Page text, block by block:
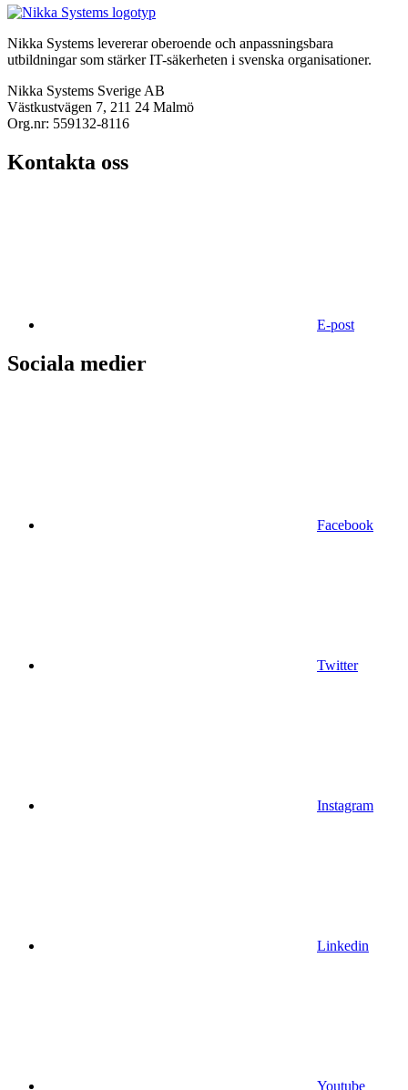
Nikka Systems levererar oberoende och anpassningsbara
utbildningar som stärker IT-säkerheten i svenska organisationer.
Nikka Systems Sverige AB
Västkustvägen 7, 211 24 Malmö
Org.nr: 559132-8116
Kontakta oss
E-post
Sociala medier
Facebook
Twitter
Instagram
Linkedin
Youtube